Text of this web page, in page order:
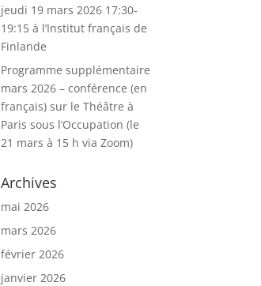
jeudi 19 mars 2026 17:30-
19:15 à l’Institut français de
Finlande
Programme supplémentaire
mars 2026 – conférence (en
français) sur le Théâtre à
Paris sous l’Occupation (le
21 mars à 15 h via Zoom)
Archives
mai 2026
mars 2026
février 2026
janvier 2026